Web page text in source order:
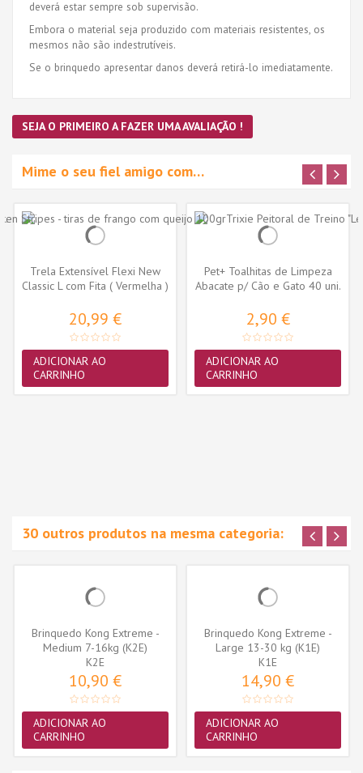
deverá estar sempre sob supervisão.
Embora o material seja produzido com materiais resistentes, os
mesmos não são indestrutíveis.
Se o brinquedo apresentar danos deverá retirá-lo imediatamente.
SEJA O PRIMEIRO A FAZER UMA AVALIAÇÃO !
Mime o seu fiel amigo com…
Trela Extensível Flexi New
Classic L com Fita ( Vermelha )
20,99 €
ADICIONAR AO
CARRINHO
Pet+ Toalhitas de Limpeza
Abacate p/ Cão e Gato 40 uni.
2,90 €
ADICIONAR AO
CARRINHO
30 outros produtos na mesma categoria:
Brinquedo Kong Extreme -
Medium 7-16kg (K2E)
K2E
10,90 €
ADICIONAR AO
CARRINHO
Brinquedo Kong Extreme -
Large 13-30 kg (K1E)
K1E
14,90 €
ADICIONAR AO
CARRINHO